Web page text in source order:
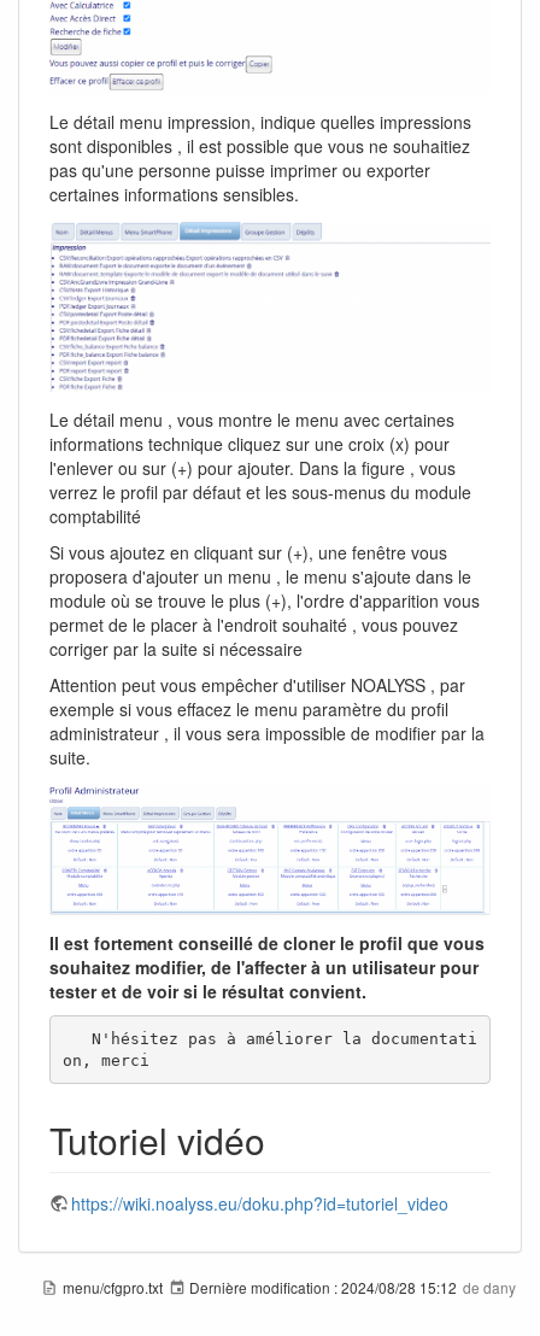
Le détail menu impression, indique quelles impressions
sont disponibles , il est possible que vous ne souhaitiez
pas qu'une personne puisse imprimer ou exporter
certaines informations sensibles.
Le détail menu , vous montre le menu avec certaines
informations technique cliquez sur une croix (x) pour
l'enlever ou sur (+) pour ajouter. Dans la figure , vous
verrez le profil par défaut et les sous-menus du module
comptabilité
Si vous ajoutez en cliquant sur (+), une fenêtre vous
proposera d'ajouter un menu , le menu s'ajoute dans le
module où se trouve le plus (+), l'ordre d'apparition vous
permet de le placer à l'endroit souhaité , vous pouvez
corriger par la suite si nécessaire
Attention peut vous empêcher d'utiliser NOALYSS , par
exemple si vous effacez le menu paramètre du profil
administrateur , il vous sera impossible de modifier par la
suite.
Il est fortement conseillé de cloner le profil que vous
souhaitez modifier, de l'affecter à un utilisateur pour
tester et de voir si le résultat convient.
on, merci
Tutoriel vidéo
https://wiki.noalyss.eu/doku.php?id=tutoriel_video
menu/cfgpro.txt Dernière modification :2024/08/28 15:12 de dany